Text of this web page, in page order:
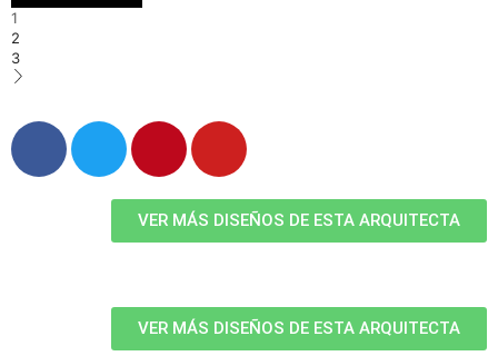
1
2
3
VER MÁS DISEÑOS DE ESTA ARQUITECTA
VER MÁS DISEÑOS DE ESTA ARQUITECTA